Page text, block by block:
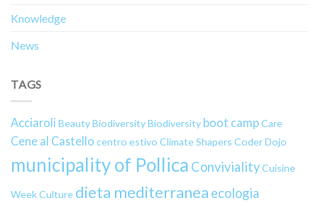
Knowledge
News
TAGS
Acciaroli BeautyBiodiversityBiodiversity boot campCare
Cene al Castello centro estivo Climate Shapers Coder Dojo
municipality of Pollica ConvivialityCuisine
WeekCulture dieta mediterranea ecologia